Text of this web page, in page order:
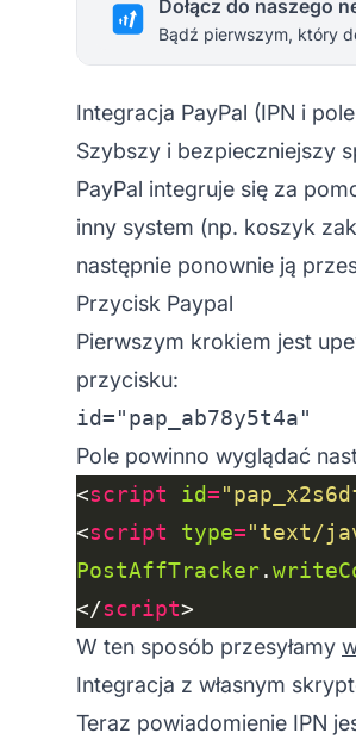
Dołącz do naszego
Bądź pierwszym, który
Integracja PayPal (IPN i
Szybszy i bezpieczniejszy
PayPal integruje się za
inny system (np. koszyk
następnie ponownie ją
Przycisk Paypal
Pierwszym krokiem jest
przycisku:
Pole powinno wyglądać
<script id=
<script type="text/
PostAffTracker.
</script
W ten sposób przesyłamy
Integracja z własnym
Teraz powiadomienie IPN